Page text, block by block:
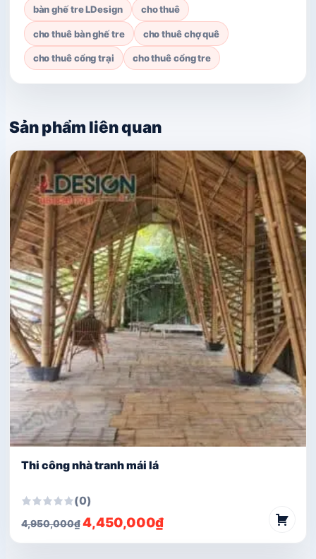
bàn ghế tre LDesign cho thuê
cho thuê bàn ghế tre cho thuê chợ quê
cho thuê cổng trại cho thuê cổng tre
Sản phẩm liên quan
Thi công nhà tranh mái lá
(0)
4,950,000₫ Giá
4,450,000₫Giá